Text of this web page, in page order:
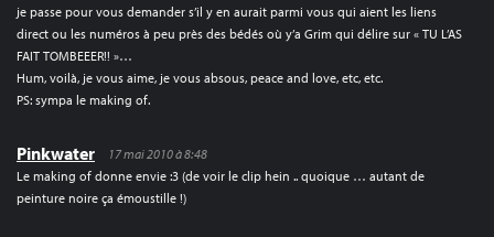
je passe pour vous demander s’il y en aurait parmi vous qui aient les liens
direct ou les numéros à peu près des bédés où y’a Grim qui délire sur « TU L’AS
FAIT TOMBEEER!! »…
Hum, voilà, je vous aime, je vous absous, peace and love, etc, etc.
PS: sympa le making of.
Pinkwater
17 mai 2010 à 8:48
Le making of donne envie :3 (de voir le clip hein .. quoique … autant de
peinture noire ça émoustille !)